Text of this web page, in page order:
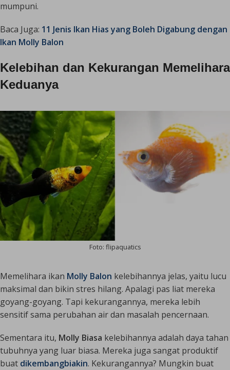
mumpuni.
Baca Juga: 11 Jenis Ikan Hias yang Boleh Digabung dengan
Ikan Molly Balon
Kelebihan dan Kekurangan Memelihara
Keduanya
Foto: flipaquatics
Memelihara ikan Molly Balon kelebihannya jelas, yaitu lucu
maksimal dan bikin stres hilang. Apalagi pas liat mereka
goyang-goyang. Tapi kekurangannya, mereka lebih
sensitif sama perubahan air dan masalah pencernaan.
Sementara itu, Molly Biasa kelebihannya adalah daya tahan
tubuhnya yang luar biasa. Mereka juga sangat produktif
buat dikembangbiakin. Kekurangannya? Mungkin buat